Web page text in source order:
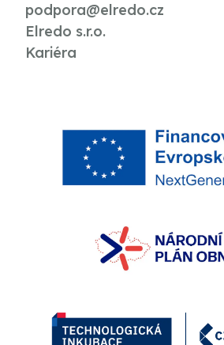
podpora@elredo.cz
Elredo s.r.o.
Kariéra